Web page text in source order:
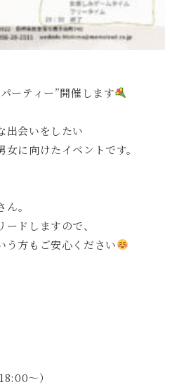
ーティー”開催します
出会いをしたい
に向けたイベントです。
。
ドしますので、
う方もご安心ください
〜）